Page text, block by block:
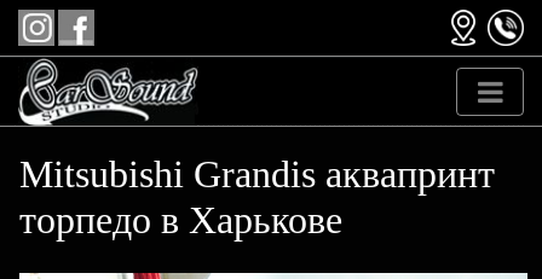
Mitsubishi Grandis аквапринт
торпедо в Харькове